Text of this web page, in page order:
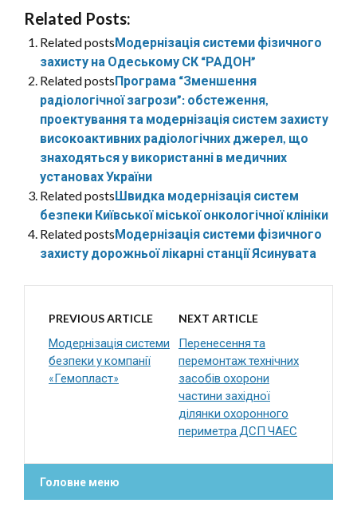
Related Posts:
Related postsМодернізація системи фізичного
захисту на Одеському СК “РАДОН”
Related postsПрограма “Зменшення
радіологічної загрози”: обстеження,
проектування та модернізація систем захисту
високоактивних радіологічних джерел, що
знаходяться у використанні в медичних
установах України
Related postsШвидка модернізація систем
безпеки Київської міської онкологічної клініки
Related postsМодернізація системи фізичного
захисту дорожньої лікарні станції Ясинувата
PREVIOUS ARTICLE
Модернізація системи
безпеки у компанії
«Гемопласт»
NEXT ARTICLE
Перенесення та
перемонтаж технічних
засобів охорони
частини західної
ділянки охоронного
периметра ДСП ЧАЕС
Головне меню